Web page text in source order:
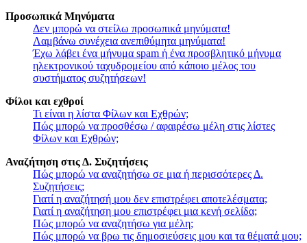
Προσωπικά Μηνύματα
Δεν μπορώ να στείλω προσωπικά μηνύματα!
Λαμβάνω συνέχεια ανεπιθύμητα μηνύματα!
Έχω λάβει ένα μήνυμα spam ή ένα προσβλητικό μήνυμα
ηλεκτρονικού ταχυδρομείου από κάποιο μέλος του
συστήματος συζητήσεων!
Φίλοι και εχθροί
Τι είναι η λίστα Φίλων και Εχθρών;
Πώς μπορώ να προσθέσω / αφαιρέσω μέλη στις λίστες
Φίλων και Εχθρών;
Αναζήτηση στις Δ. Συζητήσεις
Πώς μπορώ να αναζητήσω σε μια ή περισσότερες Δ.
Συζητήσεις;
Γιατί η αναζήτησή μου δεν επιστρέφει αποτελέσματα;
Γιατί η αναζήτηση μου επιστρέφει μια κενή σελίδα;
Πώς μπορώ να αναζητήσω για μέλη;
Πώς μπορώ να βρω τις δημοσιεύσεις μου και τα θέματά μου;